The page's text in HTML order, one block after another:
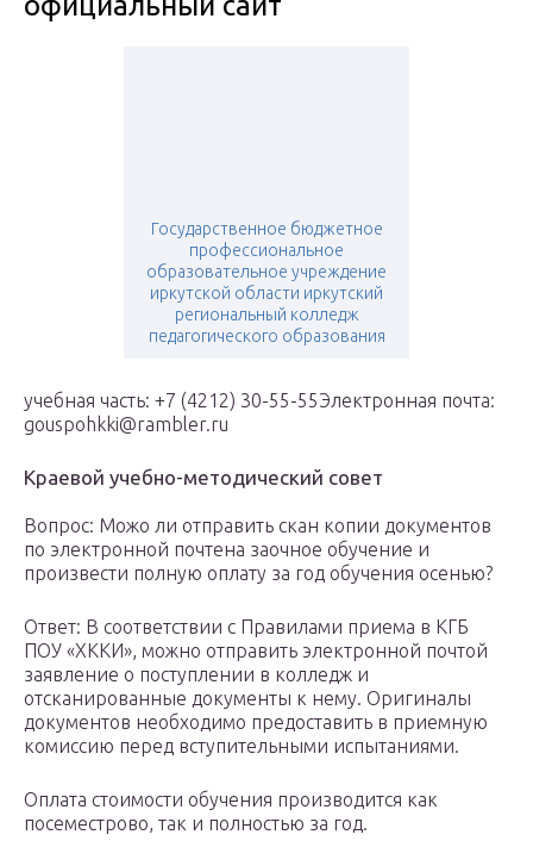
Государственное бюджетное
профессиональное
образовательное учреждение
иркутской области иркутский
региональный колледж
педагогического образования
учебная часть: +7 (4212) 30-55-55Электронная почта:
gouspohkki@rambler.ru
Краевой учебно-методический совет
Вопрос: Можо ли отправить скан копии документов
по электронной почтена заочное обучение и
произвести полную оплату за год обучения осенью?
Ответ: В соответствии с Правилами приема в КГБ
ПОУ «ХККИ», можно отправить электронной почтой
заявление о поступлении в колледж и
отсканированные документы к нему. Оригиналы
документов необходимо предоставить в приемную
комиссию перед вступительными испытаниями.
Оплата стоимости обучения производится как
посеместрово, так и полностью за год.